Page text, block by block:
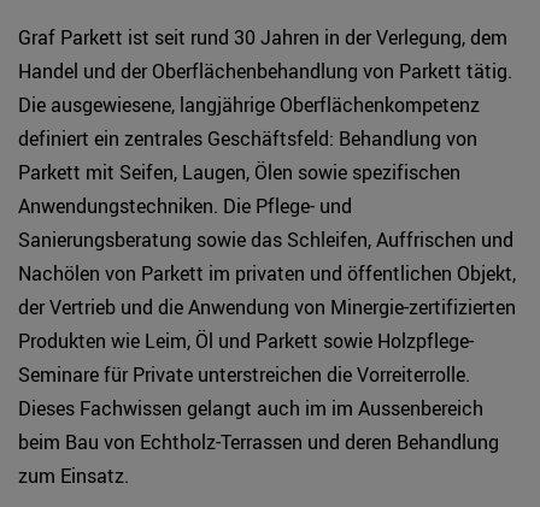
Graf Parkett ist seit rund 30 Jahren in der Verlegung, dem
Handel und der Oberflächenbehandlung von Parkett tätig.
Die ausgewiesene, langjährige Oberflächenkompetenz
definiert ein zentrales Geschäftsfeld: Behandlung von
Parkett mit Seifen, Laugen, Ölen sowie spezifischen
Anwendungstechniken. Die Pflege- und
Sanierungsberatung sowie das Schleifen, Auffrischen und
Nachölen von Parkett im privaten und öffentlichen Objekt,
der Vertrieb und die Anwendung von Minergie-zertifizierten
Produkten wie Leim, Öl und Parkett sowie Holzpflege-
Seminare für Private unterstreichen die Vorreiterrolle.
Dieses Fachwissen gelangt auch im im Aussenbereich
beim Bau von Echtholz-Terrassen und deren Behandlung
zum Einsatz.